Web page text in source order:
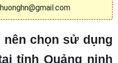
nên chọn sử dụng
tỉnh Quảng ninh